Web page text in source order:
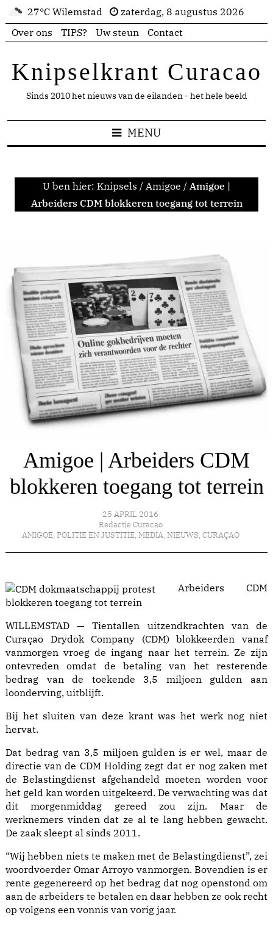
27°C Wilemstad
zaterdag, 8 augustus 2026
Over ons
TIPS? Uw steun Contact
Knipselkrant Curacao
Sinds 2010 het nieuws van de eilanden - het hele beeld
MENU
U ben hier: Knipsels / Amigoe / Amigoe |
Arbeiders CDM blokkeren toegang tot terrein
Amigoe | Arbeiders CDM
blokkeren toegang tot terrein
25 APRIL 2016
Redactie Curacao
AMIGOE, POLITIE EN JUSTITIE, MEDIA, NIEUWS, CURAÇAO
Arbeiders CDM
blokkeren toegang tot terrein
WILLEMSTAD — Tientallen uitzendkrachten van de
Curaçao Drydok Company (CDM) blokkeerden vanaf
vanmorgen vroeg de ingang naar het terrein. Ze zijn
ontevreden omdat de betaling van het resterende
bedrag van de toekende 3,5 miljoen gulden aan
loonderving, uitblijft.
Bij het sluiten van deze krant was het werk nog niet
hervat.
Dat bedrag van 3,5 miljoen gulden is er wel, maar de
directie van de CDM Holding zegt dat er nog zaken met
de Belastingdienst afgehandeld moeten worden voor
het geld kan worden uitgekeerd. De verwachting was dat
dit morgenmiddag gereed zou zijn. Maar de
werknemers vinden dat ze al te lang hebben gewacht.
De zaak sleept al sinds 2011.
“Wij hebben niets te maken met de Belastingdienst”, zei
woordvoerder Omar Arroyo vanmorgen. Bovendien is er
rente gegenereerd op het bedrag dat nog openstond om
aan de arbeiders te betalen en daar hebben ze ook recht
op volgens een vonnis van vorig jaar.